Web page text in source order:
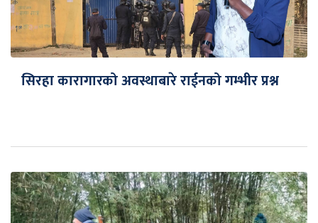
सिरहा कारागारको अवस्थाबारे राईनको गम्भीर प्रश्न